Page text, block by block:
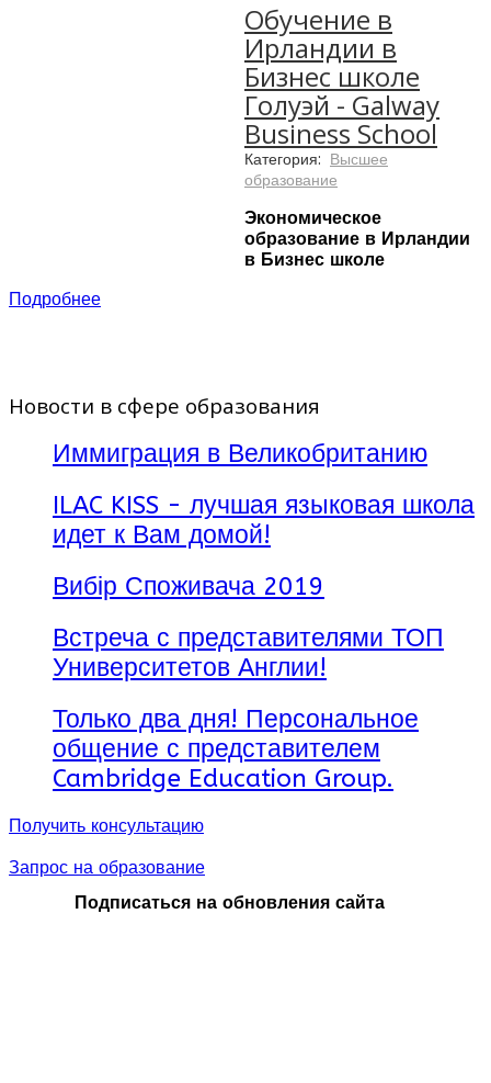
Обучение в
Ирландии в
Бизнес школе
Голуэй - Galway
Business School
Категория: Высшее
образование
Экономическое
образование в Ирландии
в Бизнес школе
рынок труда
выбор модулей -
получение
удобном для Вас
Высокий уровень
Академическое
лидерство с опытными
и
преподавателями
Предпринимательский
дух
Подробнее
Новости в сфере образования
Иммиграция в Великобританию
ILAC KISS - лучшая языковая школа
идет к Вам домой!
Вибір Споживача 2019
Встреча с представителями ТОП
Университетов Англии!
Только два дня! Персональное
общение с представителем
Cambridge Education Group.
Получить консультацию
Запрос на образование
Подписаться на обновления сайта